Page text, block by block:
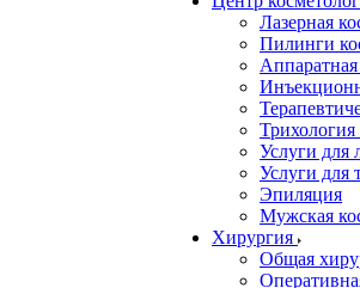
Лазерная
Пилинги
Услуги для
Услуги для
Эпиляция
Мужская
Хирургия
Общая